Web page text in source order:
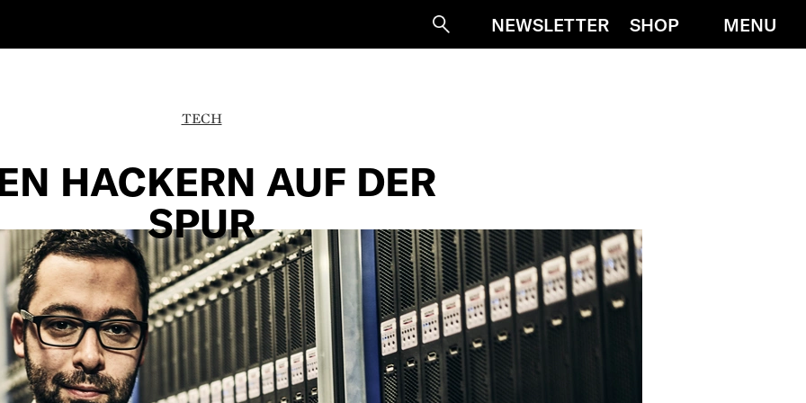
SucheNEWSLETTER SHOP MENU
TECH
HACKERN AUF DER
SPUR